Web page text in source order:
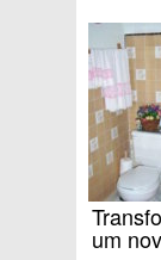
um